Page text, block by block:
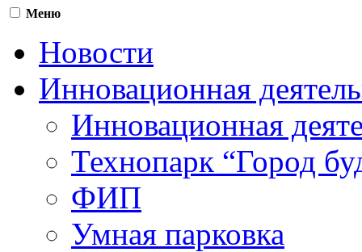
Меню
Новости
Инновационная
Инновационная
Технопарк “Город
ФИП
Умная парковка